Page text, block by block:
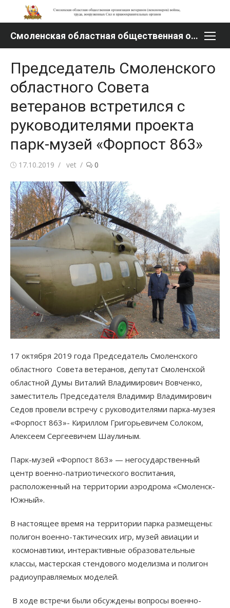
Перейти
содержимому
Смоленская областная общественная организация ветеранов (пенсионеров) войны, труда, вооруженных Сил и правоохранительных органов
Председатель Смоленского
областного Совета
ветеранов встретился с
руководителями проекта
парк-музей «Форпост 863»
Опубликовано
17.10.2019 Автор
vet 0
17 октября 2019 года Председатель Смоленского
областного Совета ветеранов, депутат Смоленской
областной Думы Виталий Владимирович Вовченко,
заместитель Председателя Владимир Владимирович
Седов провели встречу с руководителями парка-музея
«Форпост 863»- Кириллом Григорьевичем Солоком,
Алексеем Сергеевичем Шаулиным.
Парк-музей «Форпост 863» — негосударственный
центр военно-патриотического воспитания,
расположенный на территории аэродрома «Смоленск-
Южный».
В настоящее время на территории парка размещены:
полигон военно-тактических игр, музей авиации и
космонавтики, интерактивные образовательные
классы, мастерская стендового моделизма и полигон
радиоуправляемых моделей.
В ходе встречи были обсуждены вопросы военно-